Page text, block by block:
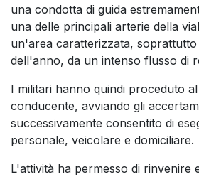
una condotta di guida
una delle principali arterie della
un'area caratterizzata,
dell'anno, da un intenso flusso di
I militari hanno quindi proceduto
conducente, avviando gli
successivamente consentito di
personale, veicolare e domiciliare.
L'attività ha permesso di rinvenire